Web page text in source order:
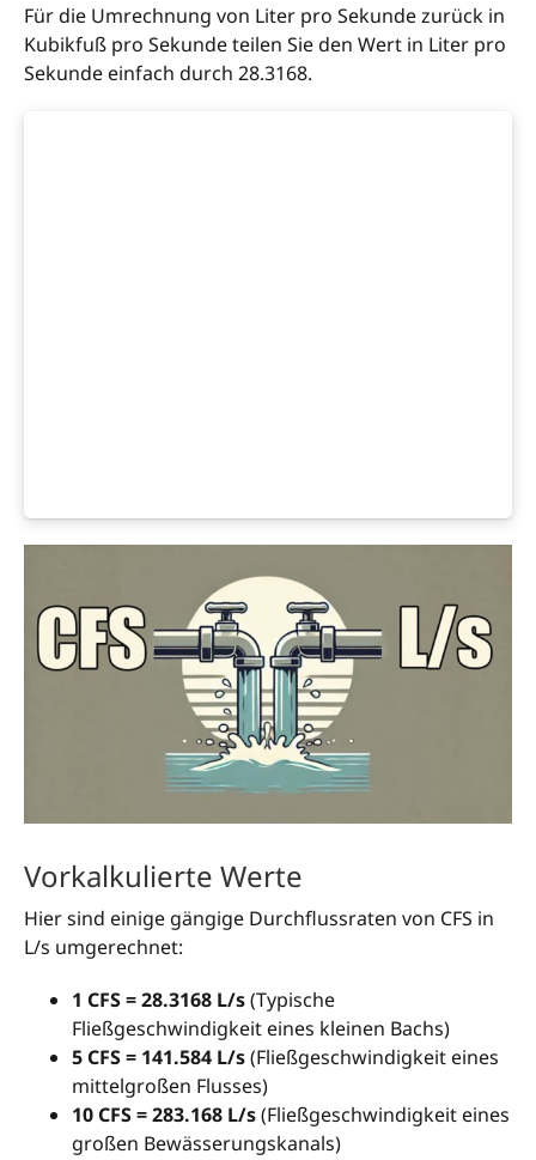
Für die Umrechnung von Liter pro Sekunde zurück in
Kubikfuß pro Sekunde teilen Sie den Wert in Liter pro
Sekunde einfach durch 28.3168.
Vorkalkulierte Werte
Hier sind einige gängige Durchflussraten von CFS in
L/s umgerechnet:
1 CFS = 28.3168 L/s(Typische
Fließgeschwindigkeit eines kleinen Bachs)
5 CFS = 141.584 L/s(Fließgeschwindigkeit eines
mittelgroßen Flusses)
10 CFS = 283.168 L/s(Fließgeschwindigkeit eines
großen Bewässerungskanals)